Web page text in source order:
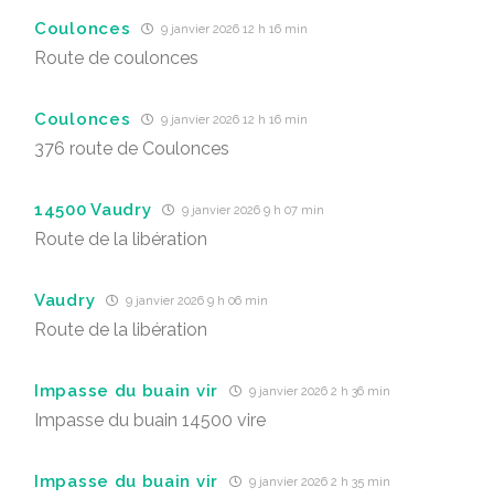
Coulonces 9 janvier 2026 12 h 16 min
Route de coulonces
Coulonces 9 janvier 2026 12 h 16 min
376 route de Coulonces
14500 Vaudry 9 janvier 2026 9 h 07 min
Route de la libération
Vaudry 9 janvier 2026 9 h 06 min
Route de la libération
Impasse du buain vir 9 janvier 2026 2 h 36 min
Impasse du buain 14500 vire
Impasse du buain vir 9 janvier 2026 2 h 35 min